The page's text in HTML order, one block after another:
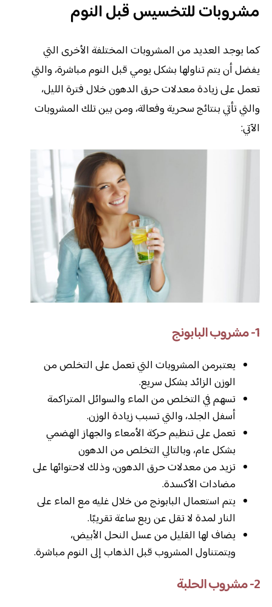
مشروبات للتخسيس قبل النوم
كما يوجد العديد من المشروبات المختلفة الأخرى التي
يفضل أن يتم تناولها بشكل يومي قبل النوم مباشرة، والتي
تعمل على زيادة معدلات حرق الدهون خلال فترة الليل،
والتي تأتي بنتائج سحرية وفعالة، ومن بين تلك المشروبات
الآتي:
1- مشروب البابونج
يعتبرمن المشروبات التي تعمل على التخلص من
الوزن الزائد بشكل سريع.
تسهم في التخلص من الماء والسوائل المتراكمة
أسفل الجلد، والتي تسبب زيادة الوزن.
تعمل على تنظيم حركة الأمعاء والجهاز الهضمي
بشكل عام، وبالتالي التخلص من الدهون
تزيد من معدلات حرق الدهون، وذلك لاحتوائها على
مضادات الأكسدة.
يتم استعمال البابونج من خلال غليه مع الماء على
النار لمدة لا تقل عن ربع ساعة تقريبًا.
يضاف لها القليل من عسل النحل الأبيض،
ويتمتناول المشروب قبل الذهاب إلى النوم مباشرة.
2- مشروب الحلبة